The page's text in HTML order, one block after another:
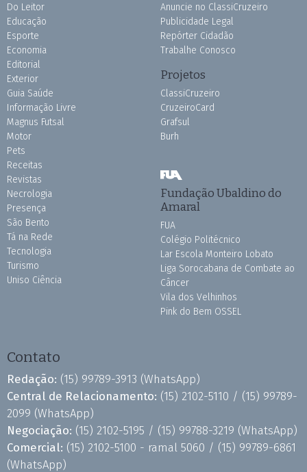
Do Leitor
Educação
Esporte
Economia
Editorial
Exterior
Guia Saúde
Informação Livre
Magnus Futsal
Motor
Pets
Receitas
Revistas
Necrologia
Presença
São Bento
Tá na Rede
Tecnologia
Turismo
Uniso Ciência
Anuncie no ClassiCruzeiro
Publicidade Legal
Repórter Cidadão
Trabalhe Conosco
Projetos
ClassiCruzeiro
CruzeiroCard
Grafsul
Burh
Fundação Ubaldino do
Amaral
FUA
Colégio Politécnico
Lar Escola Monteiro Lobato
Liga Sorocabana de Combate ao
Câncer
Vila dos Velhinhos
Pink do Bem OSSEL
Contato
Redação: (15) 99789-3913 (WhatsApp)
Central de Relacionamento: (15) 2102-5110 / (15) 99789-
2099 (WhatsApp)
Negociação: (15) 2102-5195 / (15) 99788-3219 (WhatsApp)
Comercial: (15) 2102-5100 - ramal 5060 / (15) 99789-6861
(WhatsApp)